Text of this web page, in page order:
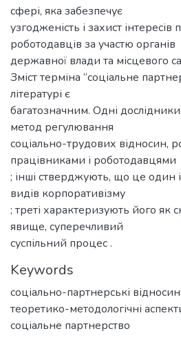
сфері, яка забезпечує
узгодженість і захист інтересів
роботодавців за участю органів
державної влади та місцевого
Зміст терміна “соціальне
літературі є
багатозначним. Одні
метод регулювання
соціально-трудових відносин,
працівниками і роботодавцями
; інші стверджують, що це один
видів корпоративізму
; треті характеризують його як
явище, суперечливий
суспільний процес .
Keywords
соціально-партнерські
теоретико-методологічні
соціальне партнерство